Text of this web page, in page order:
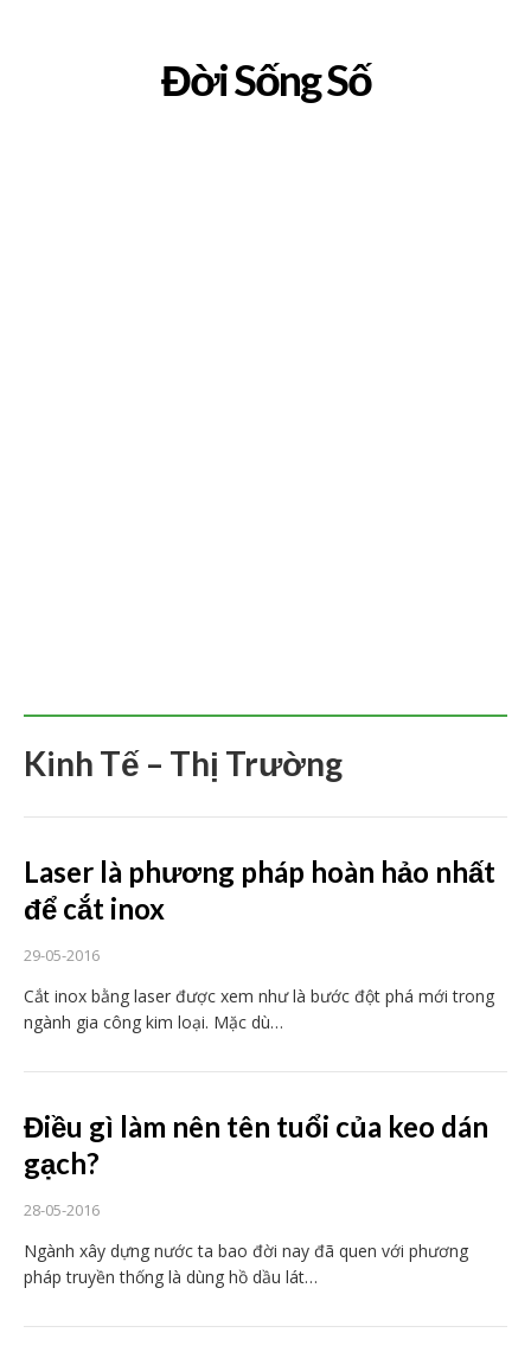
Đời Sống Số
Kinh Tế – Thị Trường
Laser là phương pháp hoàn hảo nhất
để cắt inox
29-05-2016
Cắt inox bằng laser được xem như là bước đột phá mới trong
ngành gia công kim loại. Mặc dù…
Điều gì làm nên tên tuổi của keo dán
gạch?
28-05-2016
Ngành xây dựng nước ta bao đời nay đã quen với phương
pháp truyền thống là dùng hồ dầu lát…